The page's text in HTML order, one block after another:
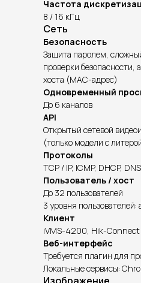
Частота
8 / 16 кГц
Сеть
Безопасность
Защита паролем,
проверки безопасности,
хоста (MAC-адрес)
Одновременный
До 6 каналов
API
Открытый сетевой
(только модели с
Протоколы
TCP / IP, ICMP, DHCP,
Пользователь / хост
До 32 пользователей
3 уровня
Клиент
iVMS-4200, Hik-Connect
Веб-интерфейс
Требуется плагин для
Локальные сервисы:
Изображение